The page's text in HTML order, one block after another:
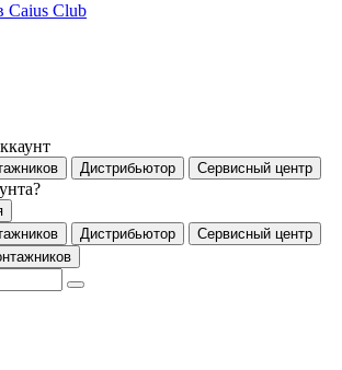
Caius Club
Дистрибьютор Сервисный центр
Дистрибьютор
Сервисный центр
для монтажников